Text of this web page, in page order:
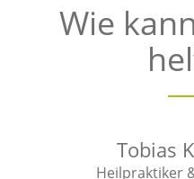
Wie
Tobias
Heilpraktiker